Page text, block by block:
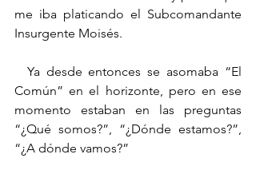
me iba platicando el Subcomandante
Insurgente Moisés.
Ya desde entonces se asomaba “El
Común” en el horizonte, pero en ese
momento estaban en las preguntas
“¿Qué somos?”, “¿Dónde estamos?”,
“¿A dónde vamos?”